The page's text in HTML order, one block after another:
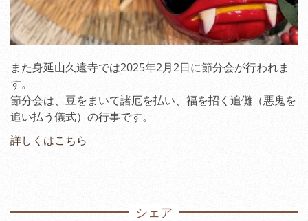
また身延山久遠寺では2025年2月2日に節分会が行われま
す。
節分会は、豆をまいて諸厄を払い、福を招く追儺（悪鬼を
追い払う儀式）の行事です。
詳しくはこちら
シェア